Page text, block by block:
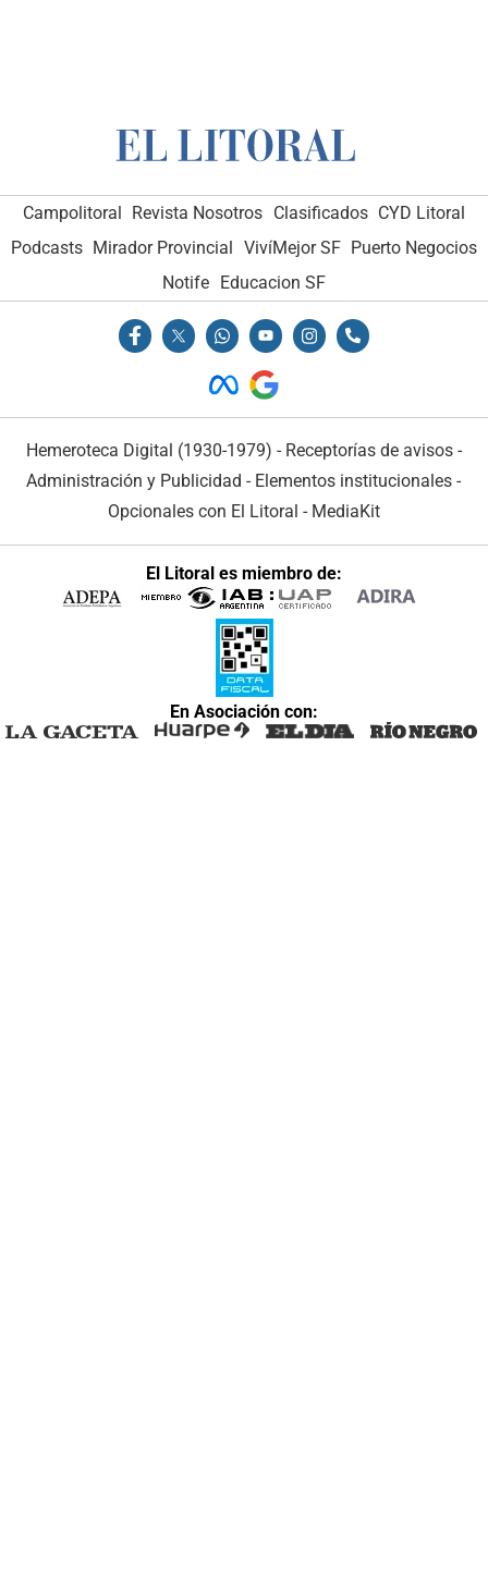
Campolitoral Revista Nosotros Clasificados CYD Litoral
Podcasts Mirador Provincial VivíMejor SF Puerto Negocios
Notife
Educacion SF
Hemeroteca Digital (1930-1979) - Receptorías de avisos -
Administración y Publicidad - Elementos institucionales -
Opcionales con El Litoral - MediaKit
El Litoral es miembro de:
En Asociación con: